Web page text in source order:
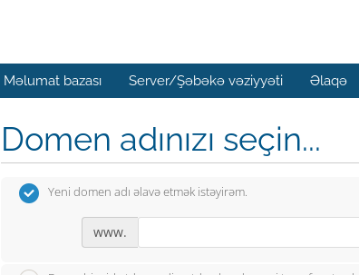
Məlumat bazası Server/Şəbəkə vəziyyəti Əlaqə
Domen adınızı seçin...
Yeni domen adı əlavə etmək istəyirəm.
www.